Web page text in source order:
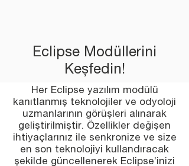
Eclipse Modüllerini
Keşfedin!
Her Eclipse yazılım modülü
kanıtlanmış teknolojiler ve odyoloji
uzmanlarının görüşleri alınarak
geliştirilmiştir. Özellikler değişen
ihtiyaçlarınız ile senkronize ve size
en son teknolojiyi kullandıracak
şekilde güncellenerek Eclipse’inizi